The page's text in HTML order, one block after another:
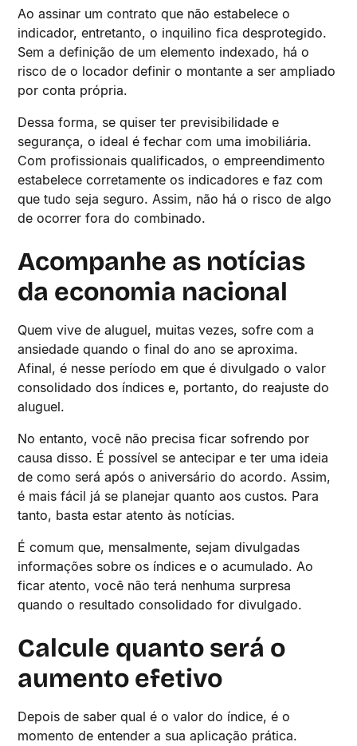
Ao assinar um contrato que não estabelece o
indicador, entretanto, o inquilino fica desprotegido.
Sem a definição de um elemento indexado, há o
risco de o locador definir o montante a ser ampliado
por conta própria.
Dessa forma, se quiser ter previsibilidade e
segurança, o ideal é fechar com uma imobiliária.
Com profissionais qualificados, o empreendimento
estabelece corretamente os indicadores e faz com
que tudo seja seguro. Assim, não há o risco de algo
de ocorrer fora do combinado.
Acompanhe as notícias
da economia nacional
Quem vive de aluguel, muitas vezes, sofre com a
ansiedade quando o final do ano se aproxima.
Afinal, é nesse período em que é divulgado o valor
consolidado dos índices e, portanto, do reajuste do
aluguel.
No entanto, você não precisa ficar sofrendo por
causa disso. É possível se antecipar e ter uma ideia
de como será após o aniversário do acordo. Assim,
é mais fácil já se planejar quanto aos custos. Para
tanto, basta estar atento às notícias.
É comum que, mensalmente, sejam divulgadas
informações sobre os índices e o acumulado. Ao
ficar atento, você não terá nenhuma surpresa
quando o resultado consolidado for divulgado.
Calcule quanto será o
aumento efetivo
Depois de saber qual é o valor do índice, é o
momento de entender a sua aplicação prática.